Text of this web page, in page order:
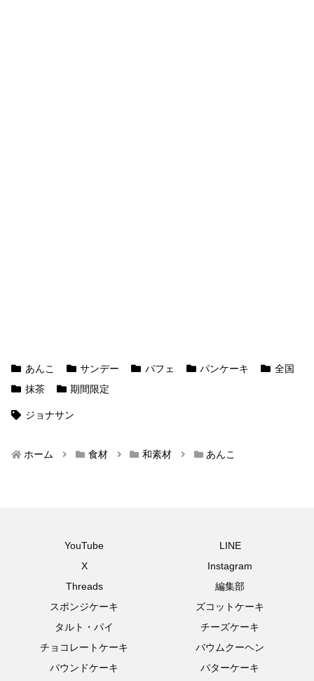
あんこ サンデー パフェ パンケーキ
全国
抹茶
期間限定
ジョナサン
ホーム 食材 和素材 あんこ
YouTube
LINE
X
Instagram
Threads
編集部
スポンジケーキ
ズコットケーキ
タルト・パイ
チーズケーキ
チョコレートケーキ
バウムクーヘン
パウンドケーキ
バターケーキ